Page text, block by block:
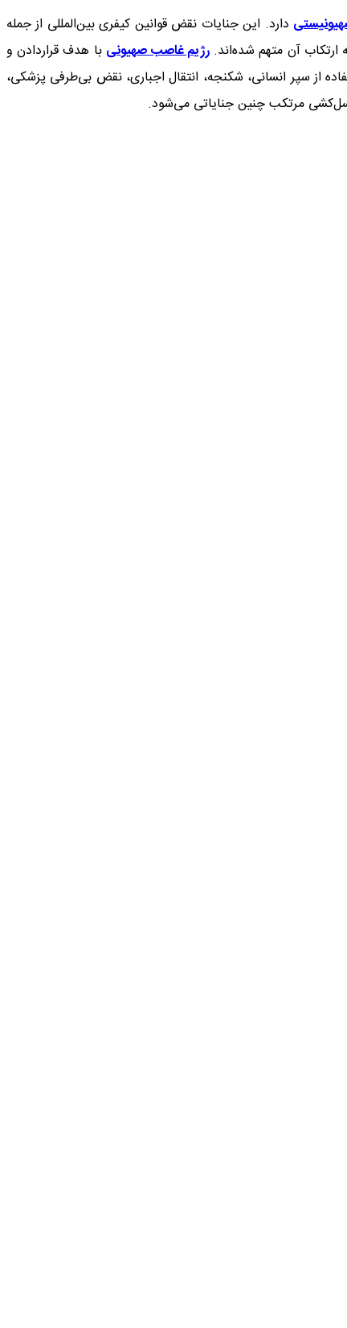
دارد. این جنایات نقض قوانین کیفری بین‌المللی از جمله
رژیم غاصب صهیونی با هدف قراردادن و
از سپر انسانی، شکنجه، انتقال اجباری، نقض بی‌طرفی پزشکی،
مرتکب چنین جنایاتی می‌شود.